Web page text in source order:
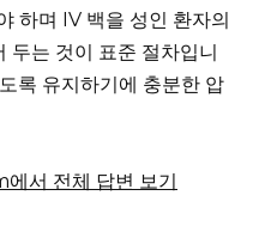
하며 IV 백을 성인 환자의
두는 것이 표준 절차입니
록 유지하기에 충분한 압
서 전체 답변 보기